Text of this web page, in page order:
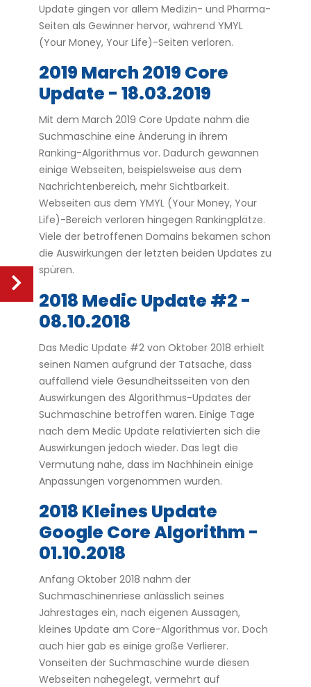
Update gingen vor allem Medizin- und Pharma-
Seiten als Gewinner hervor, während YMYL
(Your Money, Your Life)-Seiten verloren.
2019 March 2019 Core
Update - 18.03.2019
Mit dem March 2019 Core Update nahm die
Suchmaschine eine Änderung in ihrem
Ranking-Algorithmus vor. Dadurch gewannen
einige Webseiten, beispielsweise aus dem
Nachrichtenbereich, mehr Sichtbarkeit.
Webseiten aus dem YMYL (Your Money, Your
Life)-Bereich verloren hingegen Rankingplätze.
Viele der betroffenen Domains bekamen schon
die Auswirkungen der letzten beiden Updates zu
spüren.
2018 Medic Update #2 -
08.10.2018
Das Medic Update #2 von Oktober 2018 erhielt
seinen Namen aufgrund der Tatsache, dass
auffallend viele Gesundheitsseiten von den
Auswirkungen des Algorithmus-Updates der
Suchmaschine betroffen waren. Einige Tage
nach dem Medic Update relativierten sich die
Auswirkungen jedoch wieder. Das legt die
Vermutung nahe, dass im Nachhinein einige
Anpassungen vorgenommen wurden.
2018 Kleines Update
Google Core Algorithm -
01.10.2018
Anfang Oktober 2018 nahm der
Suchmaschinenriese anlässlich seines
Jahrestages ein, nach eigenen Aussagen,
kleines Update am Core-Algorithmus vor. Doch
auch hier gab es einige große Verlierer.
Vonseiten der Suchmaschine wurde diesen
Webseiten nahegelegt, vermehrt auf